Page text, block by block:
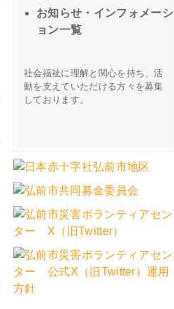
お知らせ・インフォメーシ
ョン一覧
社会福祉に理解と関心を持ち、活
動を支えていただける方々を募集
しております。